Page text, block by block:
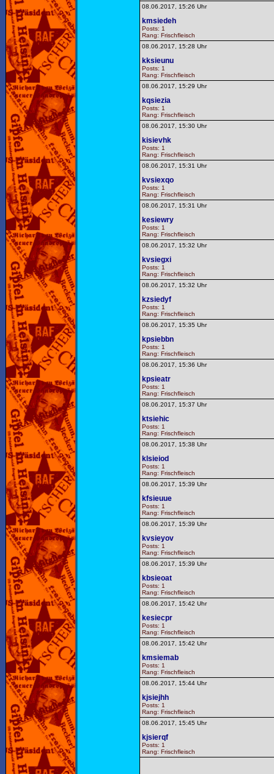
08.06.2017, 15:26 Uhr
kmsiedeh
Posts: 1
Rang: Frischfleisch
08.06.2017, 15:28 Uhr
kksieunu
Posts: 1
Rang: Frischfleisch
08.06.2017, 15:29 Uhr
kqsiezia
Posts: 1
Rang: Frischfleisch
08.06.2017, 15:30 Uhr
kisievhk
Posts: 1
Rang: Frischfleisch
08.06.2017, 15:31 Uhr
kvsiexqo
Posts: 1
Rang: Frischfleisch
08.06.2017, 15:31 Uhr
kesiewry
Posts: 1
Rang: Frischfleisch
08.06.2017, 15:32 Uhr
kvsiegxi
Posts: 1
Rang: Frischfleisch
08.06.2017, 15:32 Uhr
kzsiedyf
Posts: 1
Rang: Frischfleisch
08.06.2017, 15:35 Uhr
kpsiebbn
Posts: 1
Rang: Frischfleisch
08.06.2017, 15:36 Uhr
kpsieatr
Posts: 1
Rang: Frischfleisch
08.06.2017, 15:37 Uhr
ktsiehic
Posts: 1
Rang: Frischfleisch
08.06.2017, 15:38 Uhr
klsieiod
Posts: 1
Rang: Frischfleisch
08.06.2017, 15:39 Uhr
kfsieuue
Posts: 1
Rang: Frischfleisch
08.06.2017, 15:39 Uhr
kvsieyov
Posts: 1
Rang: Frischfleisch
08.06.2017, 15:39 Uhr
kbsieoat
Posts: 1
Rang: Frischfleisch
08.06.2017, 15:42 Uhr
kesiecpr
Posts: 1
Rang: Frischfleisch
08.06.2017, 15:42 Uhr
kmsiemab
Posts: 1
Rang: Frischfleisch
08.06.2017, 15:44 Uhr
kjsiejhh
Posts: 1
Rang: Frischfleisch
08.06.2017, 15:45 Uhr
kjsierqf
Posts: 1
Rang: Frischfleisch